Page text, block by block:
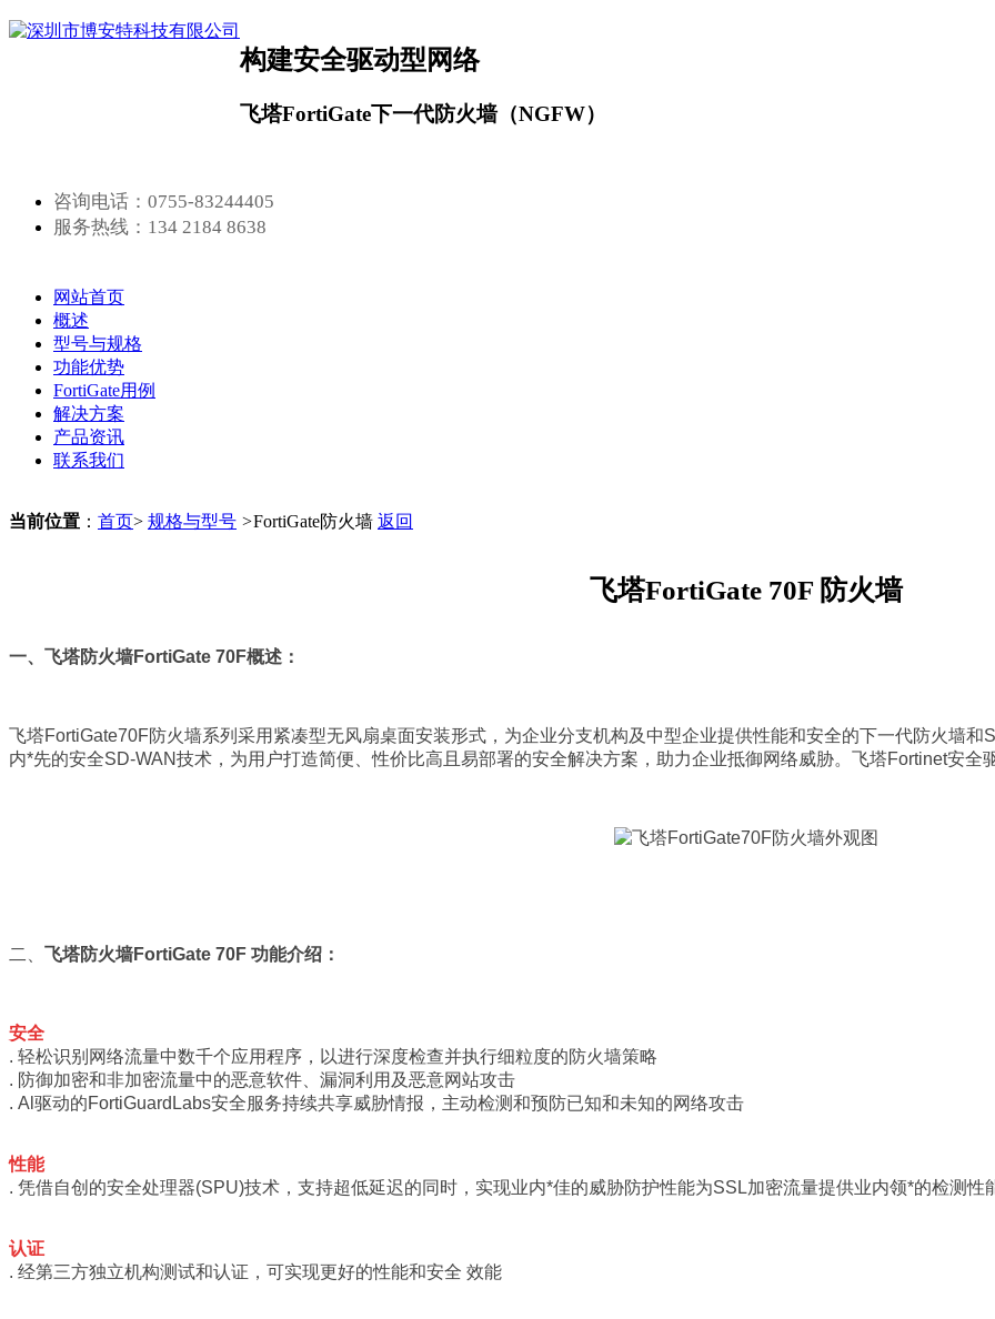
构建安全驱动型网络
飞塔FortiGate下一代防火墙（NGFW）
咨询电话：0755-83244405
服务热线：134 2184 8638
网站首页
概述
型号与规格
功能优势
FortiGate用例
解决方案
产品资讯
联系我们
当前位置 ： 首页> 规格与型号 >FortiGate防火墙 返回
飞塔FortiGate 70F 防火墙
一、飞塔防火墙FortiGate 70F概述：
飞塔FortiGate70F防火墙系列采用紧凑型无风扇桌面安装形式，为企业分支机构及中型企业提供性能和安全的下一代防火墙
内*先的安全SD-WAN技术，为用户打造简便、性价比高且易部署的安全解决方案，助力企业抵御网络威胁。飞塔Fortinet安全
二、 飞塔防火墙FortiGate 70F 功能介绍：
安全
. 轻松识别网络流量中数千个应用程序，以进行深度检查并执行细粒度的防火墙策略
. 防御加密和非加密流量中的恶意软件、漏洞利用及恶意网站攻击
. Al驱动的FortiGuardLabs安全服务持续共享威胁情报， 主动检测和预防已知和未知的网络攻击
性能
. 凭借自创的安全处理器(SPU)技术，支持超低延迟的同时， 实现业内*佳的威胁防护性能为SSL加密流量提供业内领*的检测性
认证
. 经第三方独立机构测试和认证，可实现更好的性能和安全 效能